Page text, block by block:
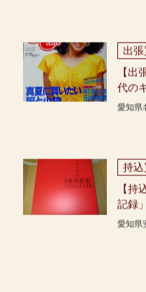
出張
【出
代の
愛知県
持込
【持
記録」
愛知県